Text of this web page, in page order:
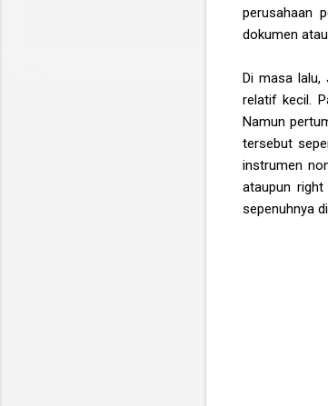
perusahaan
dokumen atau
Di masa lalu,
relatif kecil.
Namun
tersebut
instrumen
ataupun right
sepenuhnya